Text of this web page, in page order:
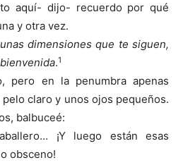
aquí- dijo- recuerdo por qué
y otra vez.
dimensiones que te siguen,
.1
pero en la penumbra apenas
claro y unos ojos pequeños.
balbuceé:
¡Y luego están esas
obsceno!